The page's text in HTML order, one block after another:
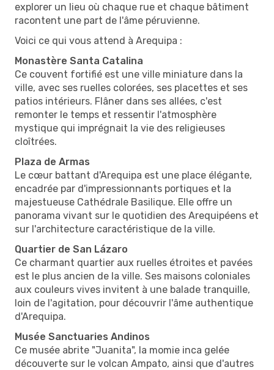
explorer un lieu où chaque rue et chaque bâtiment
racontent une part de l'âme péruvienne.
Voici ce qui vous attend à Arequipa :
Monastère Santa Catalina
Ce couvent fortifié est une ville miniature dans la
ville, avec ses ruelles colorées, ses placettes et ses
patios intérieurs. Flâner dans ses allées, c'est
remonter le temps et ressentir l'atmosphère
mystique qui imprégnait la vie des religieuses
cloîtrées.
Plaza de Armas
Le cœur battant d'Arequipa est une place élégante,
encadrée par d'impressionnants portiques et la
majestueuse Cathédrale Basilique. Elle offre un
panorama vivant sur le quotidien des Arequipéens et
sur l'architecture caractéristique de la ville.
Quartier de San Lázaro
Ce charmant quartier aux ruelles étroites et pavées
est le plus ancien de la ville. Ses maisons coloniales
aux couleurs vives invitent à une balade tranquille,
loin de l'agitation, pour découvrir l'âme authentique
d'Arequipa.
Musée Sanctuaries Andinos
Ce musée abrite "Juanita", la momie inca gelée
découverte sur le volcan Ampato, ainsi que d'autres